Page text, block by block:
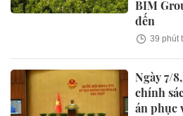
BIM
đến
39 phút
Ngày 7/
chính
án phục